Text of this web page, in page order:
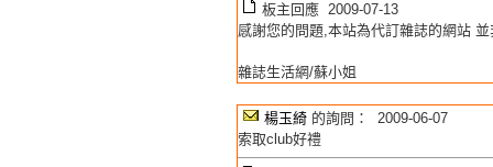
板主回應 2009-07-13
感謝您的問題,本站為代訂雜誌的網站
雜誌生活網/蘇小姐
楊玉綺 的詢問： 2009-06-07
索取club好禮